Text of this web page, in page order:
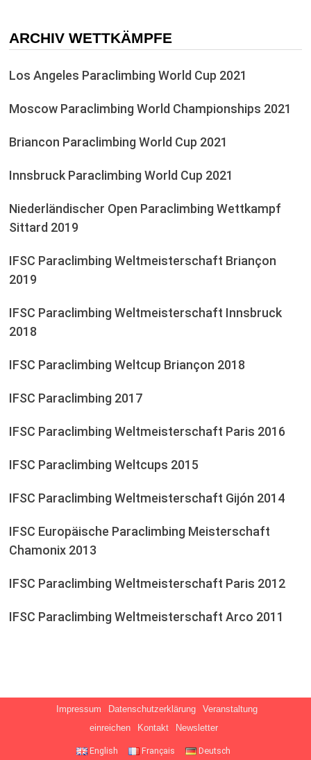
ARCHIV WETTKÄMPFE
Los Angeles Paraclimbing World Cup 2021
Moscow Paraclimbing World Championships 2021
Briancon Paraclimbing World Cup 2021
Innsbruck Paraclimbing World Cup 2021
Niederländischer Open Paraclimbing Wettkampf
Sittard 2019
IFSC Paraclimbing Weltmeisterschaft Briançon
2019
IFSC Paraclimbing Weltmeisterschaft Innsbruck
2018
IFSC Paraclimbing Weltcup Briançon 2018
IFSC Paraclimbing 2017
IFSC Paraclimbing Weltmeisterschaft Paris 2016
IFSC Paraclimbing Weltcups 2015
IFSC Paraclimbing Weltmeisterschaft Gijón 2014
IFSC Europäische Paraclimbing Meisterschaft
Chamonix 2013
IFSC Paraclimbing Weltmeisterschaft Paris 2012
IFSC Paraclimbing Weltmeisterschaft Arco 2011
Impressum Datenschutzerklärung
Veranstaltung
einreichen
Kontakt Newsletter
English Français Deutsch